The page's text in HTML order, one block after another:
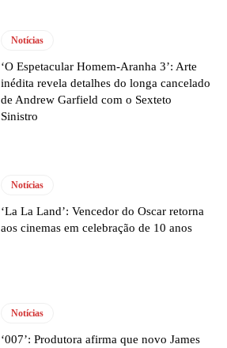
Notícias
‘O Espetacular Homem-Aranha 3’: Arte
inédita revela detalhes do longa cancelado
de Andrew Garfield com o Sexteto
Sinistro
Notícias
‘La La Land’: Vencedor do Oscar retorna
aos cinemas em celebração de 10 anos
Notícias
‘007’: Produtora afirma que novo James